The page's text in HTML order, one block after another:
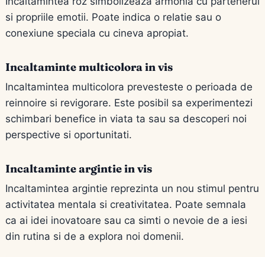
si propriile emotii. Poate indica o relatie sau o
conexiune speciala cu cineva apropiat.
Incaltaminte multicolora in vis
Incaltamintea multicolora prevesteste o perioada de
reinnoire si revigorare. Este posibil sa experimentezi
schimbari benefice in viata ta sau sa descoperi noi
perspective si oportunitati.
Incaltaminte argintie in vis
Incaltamintea argintie reprezinta un nou stimul pentru
activitatea mentala si creativitatea. Poate semnala
ca ai idei inovatoare sau ca simti o nevoie de a iesi
din rutina si de a explora noi domenii.